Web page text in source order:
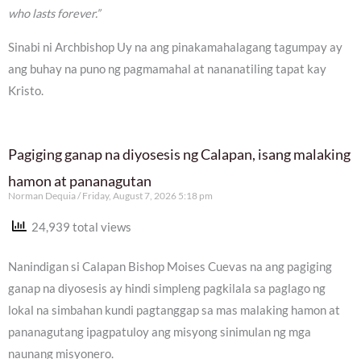
who lasts forever.”
Sinabi ni Archbishop Uy na ang pinakamahalagang tagumpay ay
ang buhay na puno ng pagmamahal at nananatiling tapat kay
Kristo.
Pagiging ganap na diyosesis ng Calapan, isang malaking
hamon at pananagutan
Norman Dequia Friday, August 7, 2026 5:18 pm
24,939 total views
Nanindigan si Calapan Bishop Moises Cuevas na ang pagiging
ganap na diyosesis ay hindi simpleng pagkilala sa paglago ng
lokal na simbahan kundi pagtanggap sa mas malaking hamon at
pananagutang ipagpatuloy ang misyong sinimulan ng mga
naunang misyonero.